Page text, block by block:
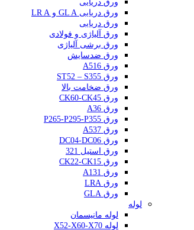
ورق دریایی
ورق دریایی GL A و LR A
ورق دریایی
ورق آلیاژی و فولادی
ورق برشی آلیاژی
ورق ضدسایش
ورق A516
ورق ST52 – S355
ورق ضخامت بالا
ورق CK60-CK45
ورق A36
ورق P265-P295-P355
ورق A537
ورق DC04-DC06
ورق استیل 321
ورق CK22-CK15
ورق A131
ورق LRA
ورق GLA
لوله
لوله مانیسمان
لوله X52-X60-X70